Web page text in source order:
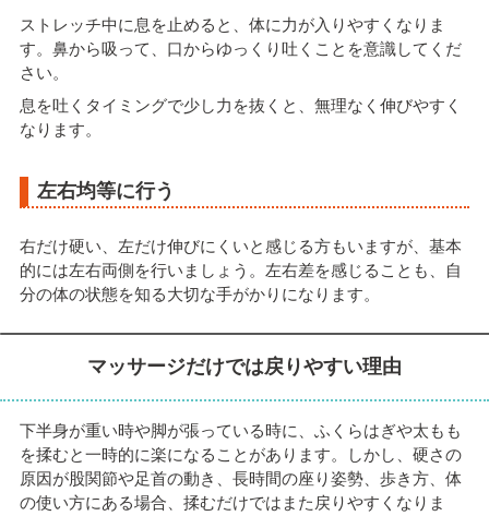
ストレッチ中に息を止めると、体に力が入りやすくなりま
す。鼻から吸って、口からゆっくり吐くことを意識してくだ
さい。
息を吐くタイミングで少し力を抜くと、無理なく伸びやすく
なります。
左右均等に行う
右だけ硬い、左だけ伸びにくいと感じる方もいますが、基本
的には左右両側を行いましょう。左右差を感じることも、自
分の体の状態を知る大切な手がかりになります。
マッサージだけでは戻りやすい理由
下半身が重い時や脚が張っている時に、ふくらはぎや太もも
を揉むと一時的に楽になることがあります。しかし、硬さの
原因が股関節や足首の動き、長時間の座り姿勢、歩き方、体
の使い方にある場合、揉むだけではまた戻りやすくなりま